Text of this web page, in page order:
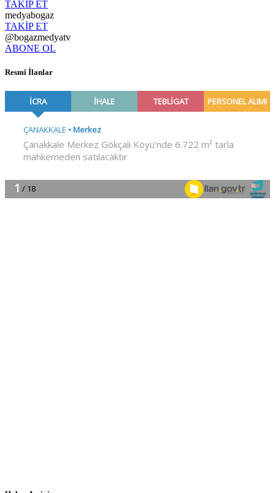
TAKİP ET
medyabogaz
TAKİP ET
@bogazmedyatv
ABONE OL
Resmî İlanlar